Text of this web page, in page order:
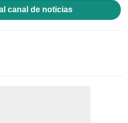
canal de noticias